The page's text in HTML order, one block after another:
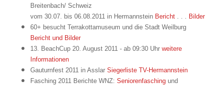
Breitenbach/ Schweiz
vom 30.07. bis 06.08.2011 in Hermannstein Bericht
Bilder
60+ besucht Terrakottamuseum und die Stadt Weilburg
Bericht und Bilder
13. BeachCup 20. August 2011 - ab 09:30 Uhr weitere
Informationen
Gauturnfest 2011 in Asslar Siegerliste TV-Hermannstein
Fasching 2011 Berichte WNZ: Seniorenfasching und